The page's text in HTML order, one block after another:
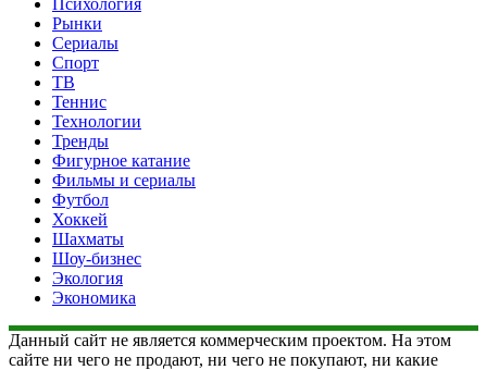
Рынки
Сериалы
Спорт
ТВ
Теннис
Технологии
Тренды
Фигурное катание
Фильмы и сериалы
Футбол
Хоккей
Шахматы
Шоу-бизнес
Экология
Экономика
Данный сайт не является коммерческим проектом. На этом
сайте ни чего не продают, ни чего не покупают, ни какие